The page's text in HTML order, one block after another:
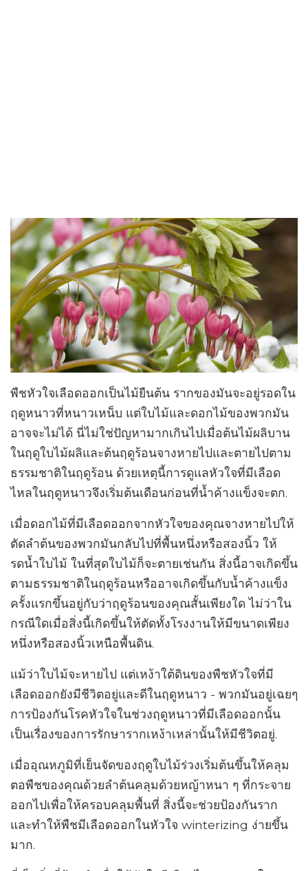
พืชหัวใจเลือดออกเป็นไม้ยืนต้น รากของมันจะอยู่รอดใน
ฤดูหนาวที่หนาวเหน็บ แต่ใบไม้และดอกไม้ของพวกมัน
อาจจะไม่ได้ นี่ไม่ใช่ปัญหามากเกินไปเมื่อต้นไม้ผลิบาน
ในฤดูใบไม้ผลิและต้นฤดูร้อนจางหายไปและตายไปตาม
ธรรมชาติในฤดูร้อน ด้วยเหตุนี้การดูแลหัวใจที่มีเลือด
ไหลในฤดูหนาวจึงเริ่มต้นเดือนก่อนที่น้ำค้างแข็งจะตก.
เมื่อดอกไม้ที่มีเลือดออกจากหัวใจของคุณจางหายไปให้
ตัดลำต้นของพวกมันกลับไปที่พื้นหนึ่งหรือสองนิ้ว ให้
รดน้ำใบไม้ ในที่สุดใบไม้ก็จะตายเช่นกัน สิ่งนี้อาจเกิดขึ้น
ตามธรรมชาติในฤดูร้อนหรืออาจเกิดขึ้นกับน้ำค้างแข็ง
ครั้งแรกขึ้นอยู่กับว่าฤดูร้อนของคุณสั้นเพียงใด ไม่ว่าใน
กรณีใดเมื่อสิ่งนี้เกิดขึ้นให้ตัดทั้งโรงงานให้มีขนาดเพียง
หนึ่งหรือสองนิ้วเหนือพื้นดิน.
แม้ว่าใบไม้จะหายไป แต่เหง้าใต้ดินของพืชหัวใจที่มี
เลือดออกยังมีชีวิตอยู่และดีในฤดูหนาว - พวกมันอยู่เฉยๆ
การป้องกันโรคหัวใจในช่วงฤดูหนาวที่มีเลือดออกนั้น
เป็นเรื่องของการรักษารากเหง้าเหล่านั้นให้มีชีวิตอยู่.
เมื่ออุณหภูมิที่เย็นจัดของฤดูใบไม้ร่วงเริ่มต้นขึ้นให้คลุม
ตอพืชของคุณด้วยลำต้นคลุมด้วยหญ้าหนา ๆ ที่กระจาย
ออกไปเพื่อให้ครอบคลุมพื้นที่ สิ่งนี้จะช่วยป้องกันราก
และทำให้พืชมีเลือดออกในหัวใจ winterizing ง่ายขึ้น
มาก.